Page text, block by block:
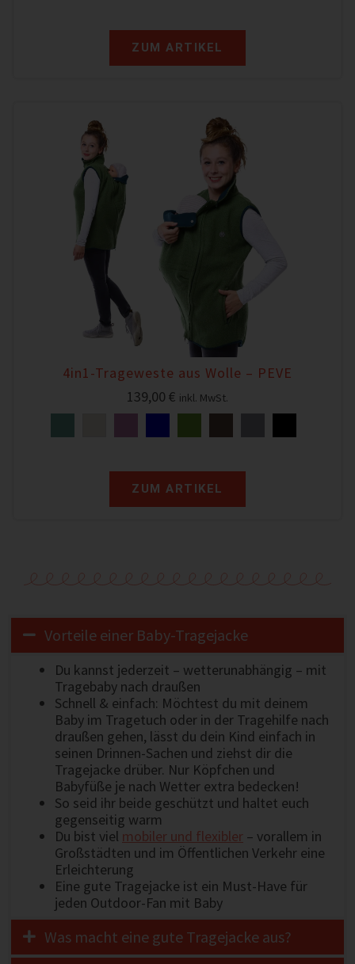
ZUM ARTIKEL
4in1-Trageweste aus Wolle – PEVE
139,00 € inkl. MwSt.
ZUM ARTIKEL
Vorteile einer Baby-Tragejacke
Du kannst jederzeit – wetterunabhängig – mit
Tragebaby nach draußen
Schnell & einfach: Möchtest du mit deinem
Baby im Tragetuch oder in der Tragehilfe nach
draußen gehen, lässt du dein Kind einfach in
seinen Drinnen-Sachen und ziehst dir die
Tragejacke drüber. Nur Köpfchen und
Babyfüße je nach Wetter extra bedecken!
So seid ihr beide geschützt und haltet euch
gegenseitig warm
Du bist viel mobiler und flexibler – vorallem in
Großstädten und im Öffentlichen Verkehr eine
Erleichterung
Eine gute Tragejacke ist ein Must-Have für
jeden Outdoor-Fan mit Baby
Was macht eine gute Tragejacke aus?